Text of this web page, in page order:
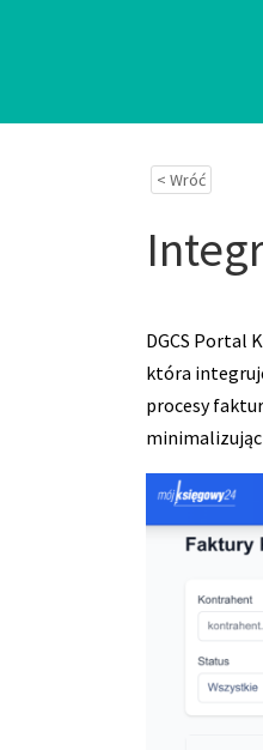
< Wróć
DGCS Portal
która
procesy